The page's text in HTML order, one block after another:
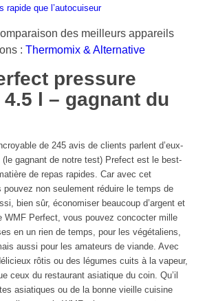
rapide que l’autocuiseur
des meilleurs appareils
: Thermomix & Alternative
pressure
l – gagnant du
de 245 avis de clients parlent d’eux-
gagnant de notre test) Prefect est le best-
de repas rapides. Car avec cet
pouvez non seulement réduire le temps de
bien sûr, économiser beaucoup d’argent et
WMF Perfect, vous pouvez concocter mille
en un rien de temps, pour les végétaliens,
aussi pour les amateurs de viande. Avec
rôtis ou des légumes cuits à la vapeur,
ceux du restaurant asiatique du coin. Qu’il
asiatiques ou de la bonne vieille cuisine